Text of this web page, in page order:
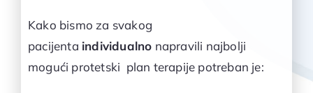
Kako bismo za svakog
pacijenta individualno napravili najbolji
mogući protetski plan terapije potreban je: